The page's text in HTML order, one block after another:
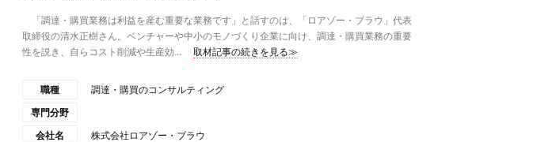
「調達・購買業務は利益を産む重要な業務です」と話すのは、「ロアゾー・ブラウ」代表
取締役の清水正樹さん。ベンチャーや中小のモノづくり企業に向け、調達・購買業務の重要
性を説き、自らコスト削減や生産効...
取材記事の続きを見る≫
職種 調達・購買のコンサルティング
専門分野
会社名 株式会社ロアゾー・ブラウ